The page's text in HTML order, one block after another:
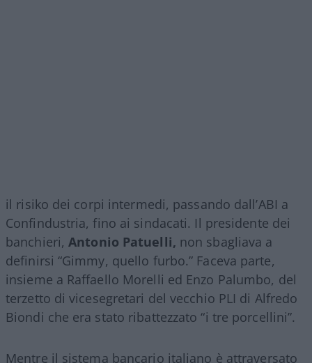
il risiko dei corpi intermedi, passando dall’ABI a
Confindustria, fino ai sindacati. Il presidente dei
banchieri,Antonio Patuelli, non sbagliava a
definirsi “Gimmy, quello furbo.” Faceva parte,
insieme a Raffaello Morelli ed Enzo Palumbo, del
terzetto di vicesegretari del vecchio PLI di Alfredo
Biondi che era stato ribattezzato “i tre porcellini”.
Mentre il sistema bancario italiano è attraversato